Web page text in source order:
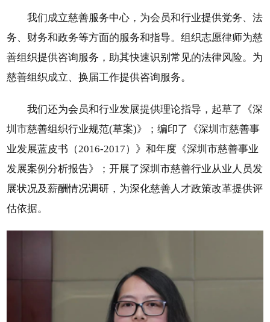
我们成立慈善服务中心，为会员和行业提供党务、法
务、财务和政务等方面的服务和指导。组织志愿律师为慈
善组织提供咨询服务，助其快速识别常见的法律风险。为
慈善组织成立、换届工作提供咨询服务。
我们还为会员和行业发展提供理论指导，起草了《深
圳市慈善组织行业规范(草案)》；编印了《深圳市慈善事
业发展蓝皮书（2016-2017）》和年度《深圳市慈善事业
发展案例分析报告》；开展了深圳市慈善行业从业人员发
展状况及薪酬情况调研，为深化慈善人才政策改革提供评
估依据。